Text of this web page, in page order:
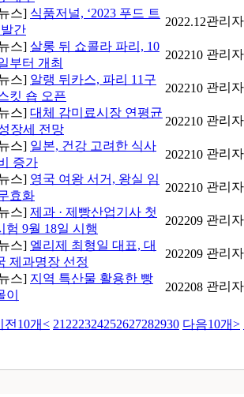
스] 식품저널, ‘2023 푸드 트
발간
2022.12관리자
스] 살롱 뒤 쇼콜라 파리, 10
부터 개최
202210 관리자
스] 알랭 뒤카스, 파리 11구
킷 숍 오픈
202210 관리자
스] 대체 감미료시장 연평균
장세 전망
202210 관리자
스] 일본, 건강 고려한 식사
증가
202210 관리자
스] 영국 여왕 서거, 왕실 임
효화
202210 관리자
스] 제과 · 제빵산업기사 첫
험 9월 18일 시행
202209 관리자
스] 엘리제 최형일 대표, 대
제과명장 선정
202209 관리자
스] 지역 특산물 활용한 빵
이
202208 관리자
전10개< 21 222324252627282930 다음10개>